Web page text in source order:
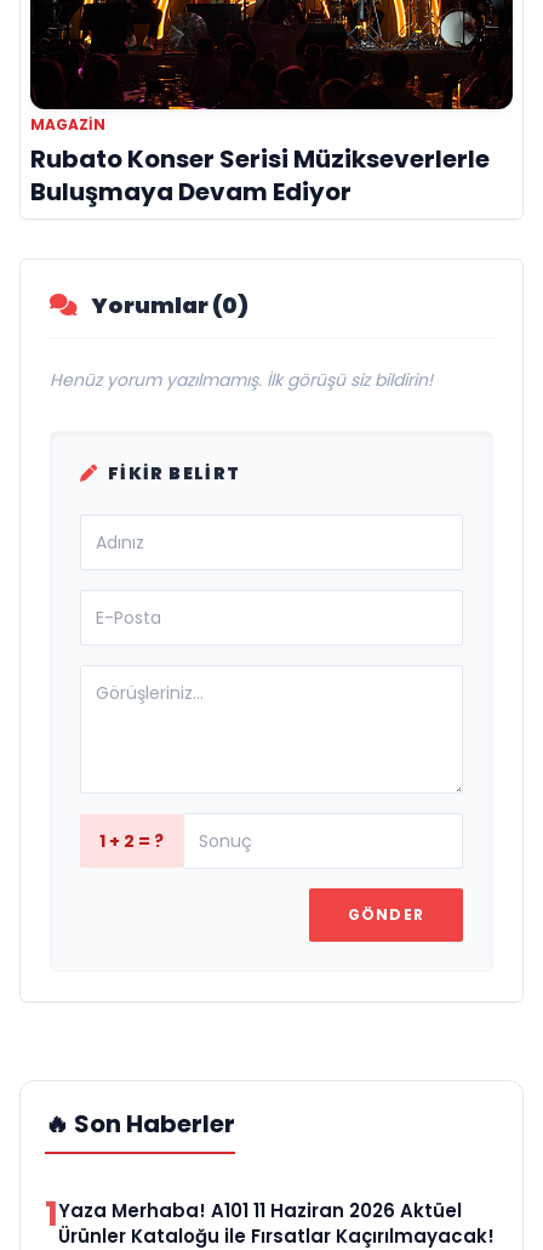
MAGAZIN
Rubato Konser Serisi Müzikseverlerle
Buluşmaya Devam Ediyor
Yorumlar (0)
Henüz yorum yazılmamış. İlk görüşü siz bildirin!
FIKIR BELIRT
1 + 2 = ?
GÖNDER
🔥 Son Haberler
1Yaza Merhaba! A101 11 Haziran 2026 Aktüel
Ürünler Kataloğu ile Fırsatlar Kaçırılmayacak!